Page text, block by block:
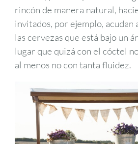
rincón de manera natural,
invitados, por ejemplo, acudan
las cervezas que está bajo un
lugar que quizá con el cóctel
al menos no con tanta fluidez.